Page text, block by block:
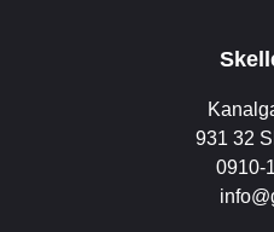
931 32
0910-